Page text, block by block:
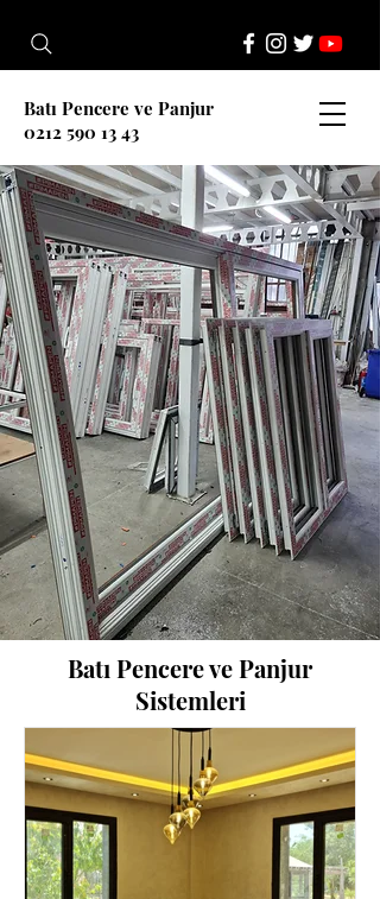
Batı Pencere ve Panjur
0212 590 13 43
Batı Pencere ve Panjur
Sistemleri